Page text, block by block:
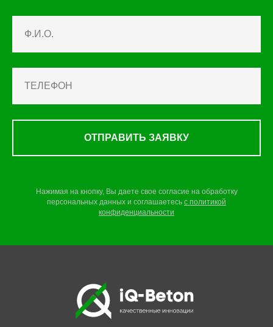
ОТПРАВИТЬ ЗАЯВКУ
Нажимая на кнопку, Вы даете свое согласие на обработку
персональных данных и соглашаетесь c политикой
конфиденциальности